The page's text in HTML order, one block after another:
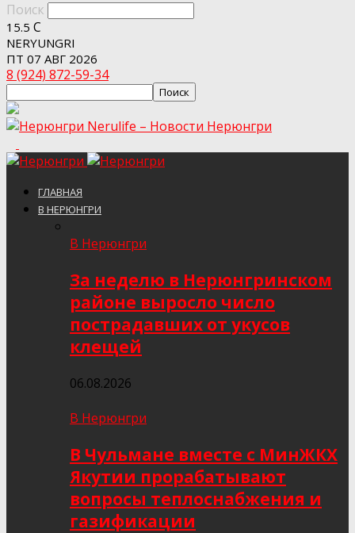
Поиск
15.5 C
NERYUNGRI
ПТ 07 АВГ 2026
8 (924) 872-59-34
Nerulife – Новости Нерюнгри
ГЛАВНАЯ
В НЕРЮНГРИ
В Нерюнгри
За неделю в Нерюнгринском
районе выросло число
пострадавших от укусов
клещей
06.08.2026
В Нерюнгри
В Чульмане вместе с МинЖКХ
Якутии прорабатывают
вопросы теплоснабжения и
газификации